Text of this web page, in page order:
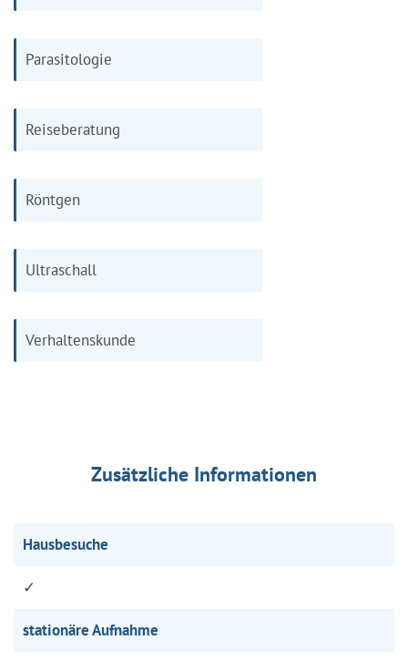
Parasitologie
Reiseberatung
Röntgen
Ultraschall
Verhaltenskunde
Zusätzliche Informationen
Hausbesuche
✓
stationäre Aufnahme